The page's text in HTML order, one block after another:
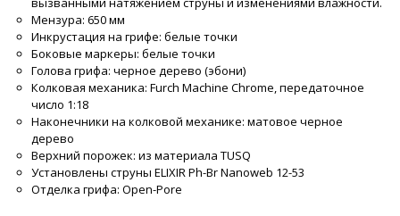
Мензура: 650 мм
Инкрустация на грифе: белые точки
Боковые маркеры: белые точки
Голова грифа: черное дерево (эбони)
Колковая механика: Furch Machine Chrome, передаточное
число 1:18
Наконечники на колковой механике: матовое черное
дерево
Верхний порожек: из материала TUSQ
Установлены струны ELIXIR Ph-Br Nanoweb 12-53
Отделка грифа: Open-Pore